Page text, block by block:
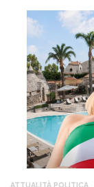
ATTUALITÀ POLITICA